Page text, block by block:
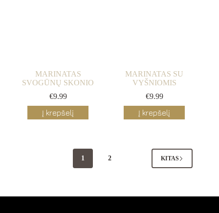
MARINATAS
SVOGŪNŲ SKONIO
€9.99
Į krepšelį
MARINATAS SU
VYŠNIOMIS
€9.99
Į krepšelį
1 2 KITAS